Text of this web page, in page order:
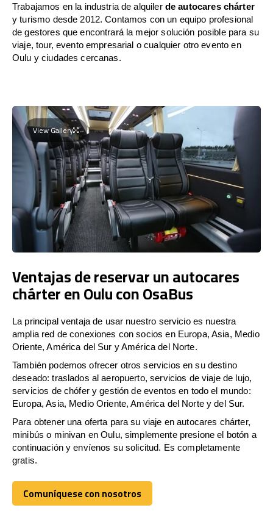
Trabajamos en la industria de alquiler de autocares chárter
y turismo desde 2012. Contamos con un equipo profesional
de gestores que encontrará la mejor solución posible para su
viaje, tour, evento empresarial o cualquier otro evento en
Oulu y ciudades cercanas.
View Gallery
Ventajas de reservar un autocares
chárter en Oulu con OsaBus
La principal ventaja de usar nuestro servicio es nuestra
amplia red de conexiones con socios en Europa, Asia, Medio
Oriente, América del Sur y América del Norte.
También podemos ofrecer otros servicios en su destino
deseado: traslados al aeropuerto, servicios de viaje de lujo,
servicios de chófer y gestión de eventos en todo el mundo:
Europa, Asia, Medio Oriente, América del Norte y del Sur.
Para obtener una oferta para su viaje en autocares chárter,
minibús o minivan en Oulu, simplemente presione el botón a
continuación y envíenos su solicitud. Es completamente
gratis.
Comuníquese con nosotros
Comuníquese con nosotros